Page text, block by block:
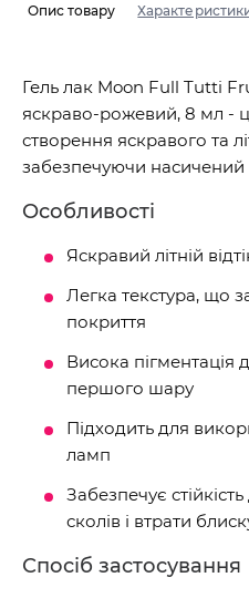
Опис товару
Гель лак Moon Full Tutti
яскраво-рожевий, 8 мл -
створення яскравого та
забезпечуючи насичений
Особливості
Яскравий літній
Легка текстура, що
покриття
Висока пігментація
першого шару
Підходить для
ламп
Забезпечує
сколів і втрати
Спосіб застосування